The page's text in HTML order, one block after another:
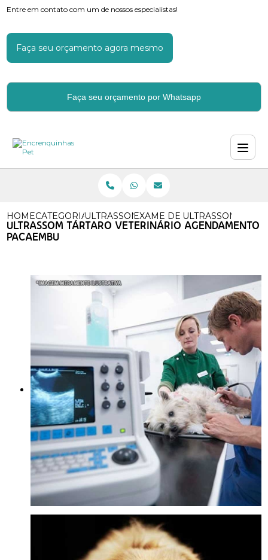
Entre em contato com um de nossos especialistas!
Faça seu orçamento agora mesmo
Faça seu orçamento por Whatsapp
HOMECATEGORIASULTRASSOM VETERINARIO
EXAME DE ULTRASSOM
ULTRASSOM
ULTRASSOM TÁRTARO VETERINÁRIO AGENDAMENTO
PACAEMBU